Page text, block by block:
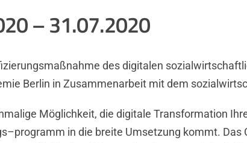
– 31.07.2020
des digitalen
Berlin in Zusammenarbeit mit dem
Möglichkeit, die digitale Transformation
–programm in die breite Umsetzung kommt.